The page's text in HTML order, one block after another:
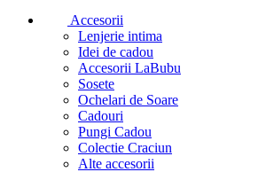
Accesorii
Lenjerie intima
Idei de cadou
Accesorii LaBubu
Sosete
Ochelari de Soare
Cadouri
Pungi Cadou
Colectie Craciun
Alte accesorii